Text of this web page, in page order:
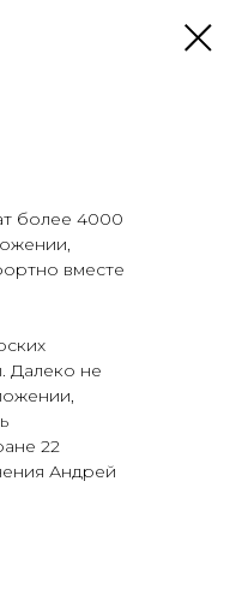
более 4000
вместе
Далеко не
22
Андрей